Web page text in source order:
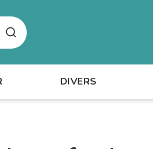
Rechercher
DIVERS